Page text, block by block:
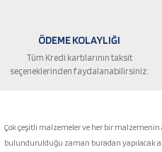
ÖDEME KOLAYLIĞI
Tüm Kredi kartılarının taksit
seçeneklerinden faydalanabilirsiniz.
Çok çeşitli malzemeler ve her bir malzemenin
bulundurulduğu zaman buradan yapılacak